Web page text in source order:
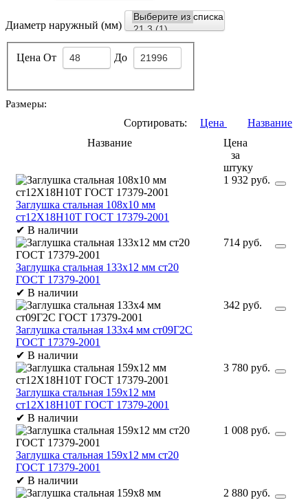
Диаметр наружный (мм)
Цена От До
Размеры:
Сортировать: Цена
Название
Название
Цена
за
штуку
Заглушка стальная 108х10 мм
ст12Х18Н10Т ГОСТ 17379-2001
✔ В наличии
1 932 руб.
Заглушка стальная 133х12 мм ст20
ГОСТ 17379-2001
✔ В наличии
714 руб.
Заглушка стальная 133х4 мм ст09Г2С
ГОСТ 17379-2001
✔ В наличии
342 руб.
Заглушка стальная 159х12 мм
ст12Х18Н10Т ГОСТ 17379-2001
✔ В наличии
3 780 руб.
Заглушка стальная 159х12 мм ст20
ГОСТ 17379-2001
✔ В наличии
1 008 руб.
2 880 руб.